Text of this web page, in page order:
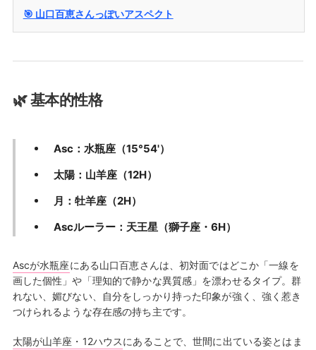
🎯 山口百恵さんっぽいアスペクト
🌿 基本的性格
Asc：水瓶座（15°54'）
太陽：山羊座（12H）
月：牡羊座（2H）
Ascルーラー：天王星（獅子座・6H）
Ascが水瓶座にある山口百恵さんは、初対面ではどこか「一線を
画した個性」や「理知的で静かな異質感」を漂わせるタイプ。群
れない、媚びない、自分をしっかり持った印象が強く、強く惹き
つけられるような存在感の持ち主です。
太陽が山羊座・12ハウスにあることで、世間に出ている姿とはま